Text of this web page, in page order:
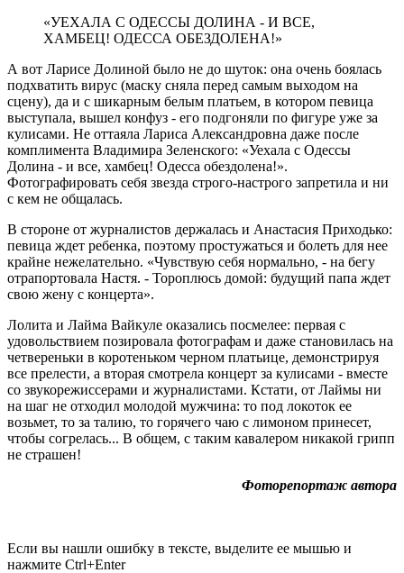
«УЕХАЛА С ОДЕССЫ ДОЛИНА - И ВСЕ,
ХАМБЕЦ! ОДЕССА ОБЕЗДОЛЕНА!»
А вот Ларисе Долиной было не до шуток: она очень боялась
подхватить вирус (маску сняла перед самым выходом на
сцену), да и с шикарным белым платьем, в котором певица
выступала, вышел конфуз - его подгоняли по фигуре уже за
кулисами. Не оттаяла Лариса Александровна даже после
комплимента Владимира Зеленского: «Уехала с Одессы
Долина - и все, хамбец! Одесса обездолена!».
Фотографировать себя звезда строго-настрого запретила и ни
с кем не общалась.
В стороне от журналистов держалась и Анастасия Приходько:
певица ждет ребенка, поэтому простужаться и болеть для нее
крайне нежелательно. «Чувствую себя нормально, - на бегу
отрапортовала Настя. - Тороплюсь домой: будущий папа ждет
свою жену с концерта».
Лолита и Лайма Вайкуле оказались посмелее: первая с
удовольствием позировала фотографам и даже становилась на
четвереньки в коротеньком черном платьице, демонстрируя
все прелести, а вторая смотрела концерт за кулисами - вместе
со звукорежиссерами и журналистами. Кстати, от Лаймы ни
на шаг не отходил молодой мужчина: то под локоток ее
возьмет, то за талию, то горячего чаю с лимоном принесет,
чтобы согрелась... В общем, с таким кавалером никакой грипп
не страшен!
Фоторепортаж автора
Если вы нашли ошибку в тексте, выделите ее мышью и
нажмите Ctrl+Enter